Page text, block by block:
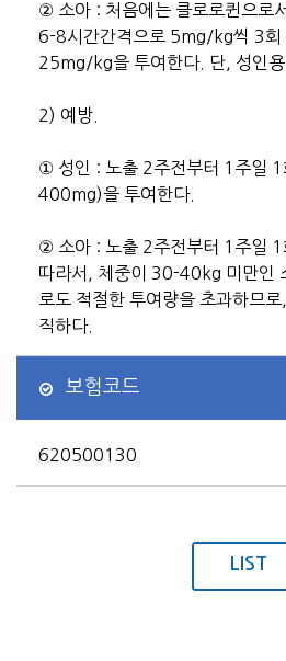
② 소아 : 처음에는 클로로퀸으로
6-8시간간격으로 5mg/kg씩 3회
25mg/kg을 투여한다. 단, 성인용
2) 예방.
① 성인 : 노출 2주전부터 1주일
400mg)을 투여한다.
② 소아 : 노출 2주전부터 1주일
따라서, 체중이 30-40kg 미만인
로도 적절한 투여량을 초과하므
직하다.
보험코드
620500130
LIST